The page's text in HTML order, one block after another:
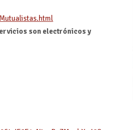
son electrónicos y